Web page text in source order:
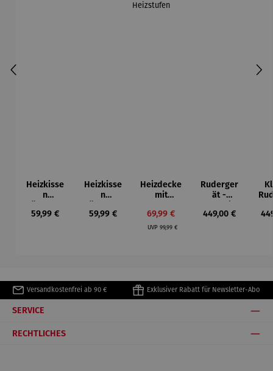
Heizkisse
n
deckung
Regulärer Preis:
59,99 €
Heizkisse
n
deckung
Regulärer Preis:
59,99 €
Heizdecke
mit
utomatik
10
Verkaufspreis:
69,99 €
UVP Regulärer Preis:
99,99 €
Ruderger
ät -
h
Regulärer Preis:
449,00 €
Versandkostenfrei ab 90 € Exklusiver Rabatt für Newsletter-Abo
SERVICE
RECHTLICHES